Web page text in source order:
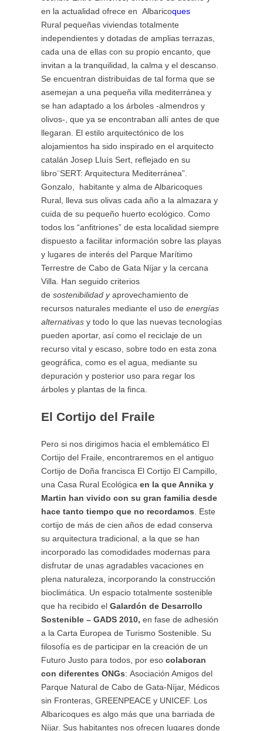
en la actualidad ofrece en Albaricoques
Rural pequeñas viviendas totalmente
independientes y dotadas de amplias terrazas,
cada una de ellas con su propio encanto, que
invitan a la tranquilidad, la calma y el descanso.
Se encuentran distribuidas de tal forma que se
asemejan a una pequeña villa mediterránea y
se han adaptado a los árboles -almendros y
olivos-, que ya se encontraban allí antes de que
llegaran. El estilo arquitectónico de los
alojamientos ha sido inspirado en el arquitecto
catalán Josep Lluís Sert, reflejado en su
libro¨SERT: Arquitectura Mediterránea”.
Gonzalo, habitante y alma de Albaricoques
Rural, lleva sus olivas cada año a la almazara y
cuida de su pequeño huerto ecológico. Como
todos los “anfitriones” de esta localidad siempre
dispuesto a facilitar información sobre las playas
y lugares de interés del Parque Marítimo
Terrestre de Cabo de Gata Níjar y la cercana
Villa. Han seguido criterios
de sostenibilidad y aprovechamiento de
recursos naturales mediante el uso de energías
alternativas y todo lo que las nuevas tecnologías
pueden aportar, así como el reciclaje de un
recurso vital y escaso, sobre todo en esta zona
geográfica, como es el agua, mediante su
depuración y posterior uso para regar los
árboles y plantas de la finca.
El Cortijo del Fraile
Pero si nos dirigimos hacia el emblemático El
Cortijo del Fraile, encontraremos en el antiguo
Cortijo de Doña francisca El Cortijo El Campillo,
una Casa Rural Ecológica en la que Annika y
Martin han vivido con su gran familia desde
hace tanto tiempo que no recordamos . Este
cortijo de más de cien años de edad conserva
su arquitectura tradicional, a la que se han
incorporado las comodidades modernas para
disfrutar de unas agradables vacaciones en
plena naturaleza, incorporando la construcción
bioclimática. Un espacio totalmente sostenible
que ha recibido el Galardón de Desarrollo
Sostenible – GADS 2010, en fase de adhesión
a la Carta Europea de Turismo Sostenible. Su
filosofía es de participar en la creación de un
Futuro Justo para todos, por eso colaboran
con diferentes ONGs: Asociación Amigos del
Parque Natural de Cabo de Gata-Níjar, Médicos
sin Fronteras, GREENPEACE y UNICEF. Los
Albaricoques es algo más que una barriada de
Níjar. Sus habitantes nos ofrecen lugares donde